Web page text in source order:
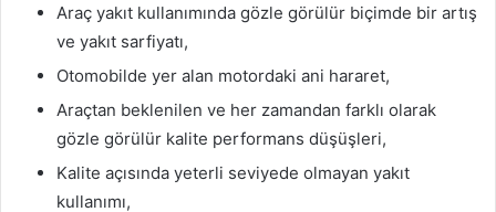
Araç yakıt kullanımında gözle görülür biçimde bir artış
ve yakıt sarfiyatı,
Otomobilde yer alan motordaki ani hararet,
Araçtan beklenilen ve her zamandan farklı olarak
gözle görülür kalite performans düşüşleri,
Kalite açısında yeterli seviyede olmayan yakıt
kullanımı,